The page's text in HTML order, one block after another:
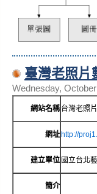
臺灣老照片
Wednesday,
網站名稱 台灣老照
網址 http://
建立單位 國立台北
簡介